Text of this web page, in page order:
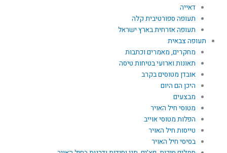
דאייה
תעופה ספורטיבית קלה
תעופה אזרחית בארץ ישראל
תעופה צבאית
מחקרים, מאמרים וכתבות
תאונות וארועי בטיחות טיסה
אובדן מטוסים בקרב
היכן הם היום
מבצעים
מטוסי חיל האויר
הפלות מטוסי אוייב
טייסות חיל האויר
בסיסי חיל האויר